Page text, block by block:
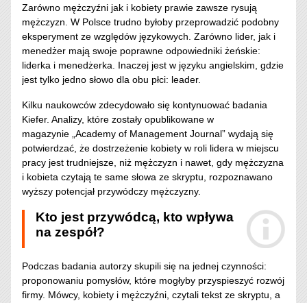
Zarówno mężczyźni jak i kobiety prawie zawsze rysują
mężczyzn. W Polsce trudno byłoby przeprowadzić podobny
eksperyment ze względów językowych. Zarówno lider, jak i
menedżer mają swoje poprawne odpowiedniki żeńskie:
liderka i menedżerka. Inaczej jest w języku angielskim, gdzie
jest tylko jedno słowo dla obu płci: leader.
Kilku naukowców zdecydowało się kontynuować badania
Kiefer. Analizy, które zostały opublikowane w
magazynie „Academy of Management Journal” wydają się
potwierdzać, że dostrzeżenie kobiety w roli lidera w miejscu
pracy jest trudniejsze, niż mężczyzn i nawet, gdy mężczyzna
i kobieta czytają te same słowa ze skryptu, rozpoznawano
wyższy potencjał przywódczy mężczyzny.
Kto jest przywódcą, kto wpływa
na zespół?
Podczas badania autorzy skupili się na jednej czynności:
proponowaniu pomysłów, które mogłyby przyspieszyć rozwój
firmy. Mówcy, kobiety i mężczyźni, czytali tekst ze skryptu, a